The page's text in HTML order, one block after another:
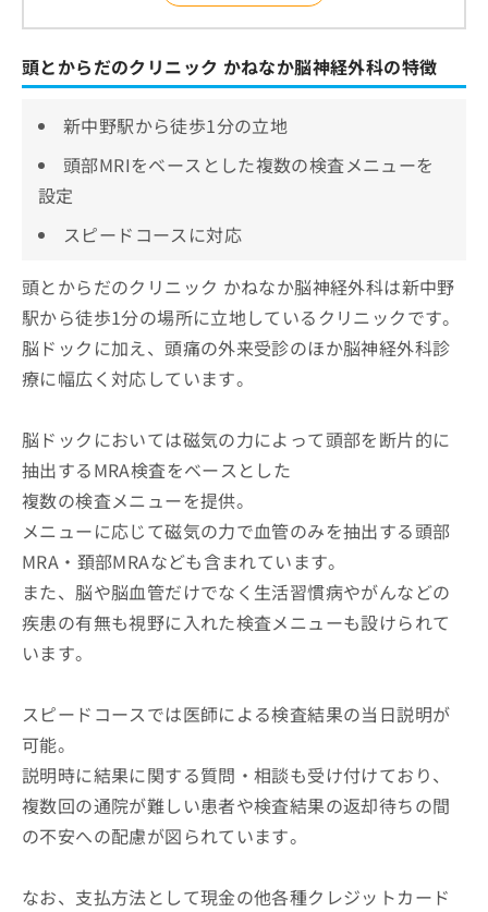
頭とからだのクリニック かねなか脳神経外科の特徴
新中野駅から徒歩1分の立地
頭部MRIをベースとした複数の検査メニューを
設定
スピードコースに対応
頭とからだのクリニック かねなか脳神経外科は新中野
駅から徒歩1分の場所に立地しているクリニックです。
脳ドックに加え、頭痛の外来受診のほか脳神経外科診
療に幅広く対応しています。
脳ドックにおいては磁気の力によって頭部を断片的に
抽出するMRA検査をベースとした
複数の検査メニューを提供。
メニューに応じて磁気の力で血管のみを抽出する頭部
MRA・頚部MRAなども含まれています。
また、脳や脳血管だけでなく生活習慣病やがんなどの
疾患の有無も視野に入れた検査メニューも設けられて
います。
スピードコースでは医師による検査結果の当日説明が
可能。
説明時に結果に関する質問・相談も受け付けており、
複数回の通院が難しい患者や検査結果の返却待ちの間
の不安への配慮が図られています。
なお、支払方法として現金の他各種クレジットカード